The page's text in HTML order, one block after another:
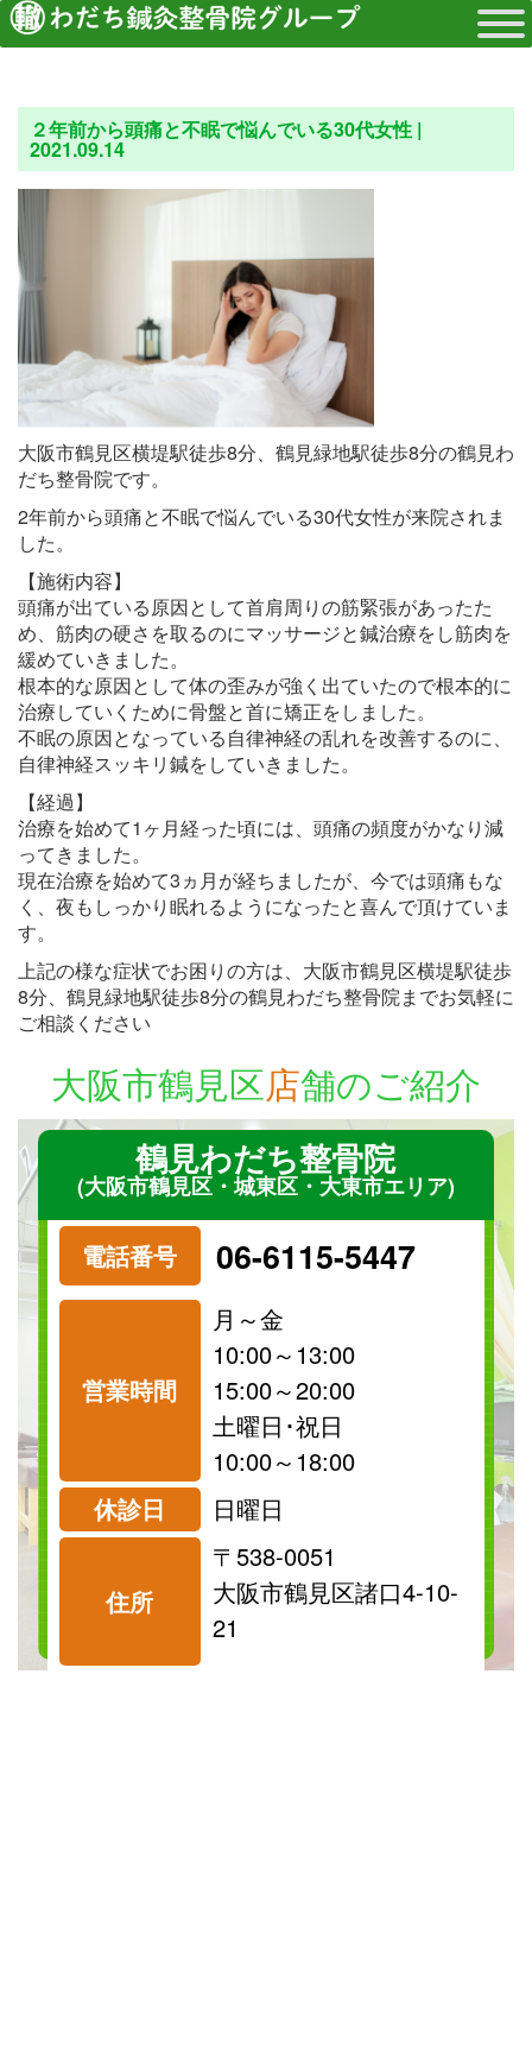
２年前から頭痛と不眠で悩んでいる30代女性 |
2021.09.14
大阪市鶴見区横堤駅徒歩8分、鶴見緑地駅徒歩8分の鶴見わ
だち整骨院です。
2年前から頭痛と不眠で悩んでいる30代女性が来院されま
した。
【施術内容】
頭痛が出ている原因として首肩周りの筋緊張があったた
め、筋肉の硬さを取るのにマッサージと鍼治療をし筋肉を
緩めていきました。
根本的な原因として体の歪みが強く出ていたので根本的に
治療していくために骨盤と首に矯正をしました。
不眠の原因となっている自律神経の乱れを改善するのに、
自律神経スッキリ鍼をしていきました。
【経過】
治療を始めて1ヶ月経った頃には、頭痛の頻度がかなり減
ってきました。
現在治療を始めて3ヵ月が経ちましたが、今では頭痛もな
く、夜もしっかり眠れるようになったと喜んで頂けていま
す。
上記の様な症状でお困りの方は、大阪市鶴見区横堤駅徒歩
8分、鶴見緑地駅徒歩8分の鶴見わだち整骨院までお気軽に
ご相談ください
大阪市鶴見区店舗のご紹介
鶴見わだち整骨院
(大阪市鶴見区・城東区・大東市エリア)
電話番号 06-6115-5447
営業時間
月～金
10:00～13:00
15:00～20:00
土曜日･祝日
10:00～18:00
休診日
日曜日
住所
〒538-0051
大阪市鶴見区諸口4-10-
21
祝日
診療可
保険
診療可
料金表を見る